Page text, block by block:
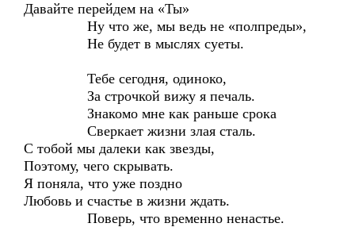
Давайте перейдем на «Ты»
Ну что же, мы ведь не «полпреды»,
Не будет в мыслях суеты.
Тебе сегодня, одиноко,
За строчкой вижу я печаль.
Знакомо мне как раньше срока
Сверкает жизни злая сталь.
С тобой мы далеки как звезды,
Поэтому, чего скрывать.
Я поняла, что уже поздно
Любовь и счастье в жизни ждать.
Поверь, что временно ненастье.